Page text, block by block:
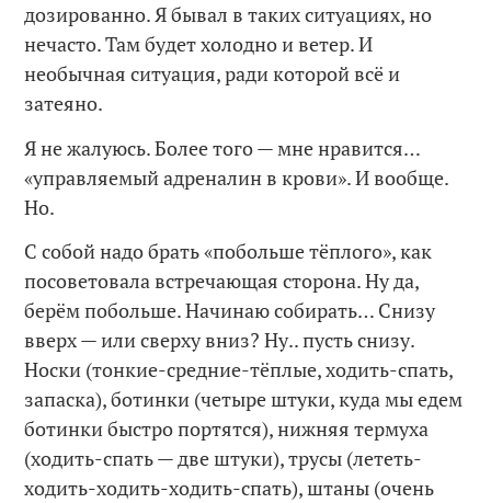
дозированно. Я бывал в таких ситуациях, но
нечасто. Там будет холодно и ветер. И
необычная ситуация, ради которой всё и
затеяно.
Я не жалуюсь. Более того — мне нравится…
«управляемый адреналин в крови». И вообще.
Но.
С собой надо брать «побольше тёплого», как
посоветовала встречающая сторона. Ну да,
берём побольше. Начинаю собирать… Снизу
вверх — или сверху вниз? Ну.. пусть снизу.
Носки (тонкие-средние-тёплые, ходить-спать,
запаска), ботинки (четыре штуки, куда мы едем
ботинки быстро портятся), нижняя термуха
(ходить-спать — две штуки), трусы (лететь-
ходить-ходить-ходить-спать), штаны (очень